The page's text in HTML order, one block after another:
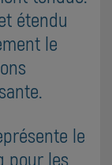
étendu
le
le
pour les